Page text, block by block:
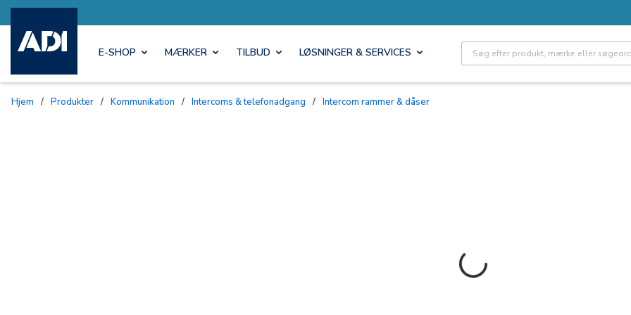
E-SHOP MÆRKER TILBUD LØSNINGER & SERVICES Site Search
Hjem / Produkter / Kommunikation / Intercoms & telefonadgang / Intercom rammer & dåser